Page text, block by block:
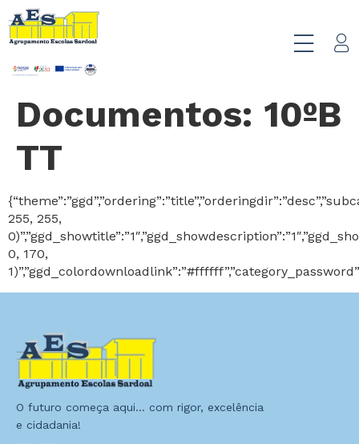
Documentos: 10ºB
TT
255, 255,
0, 170,
O futuro começa aqui… com rigor, excelência
e cidadania!